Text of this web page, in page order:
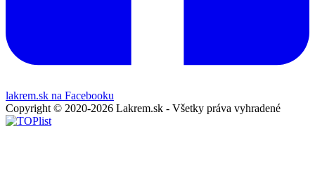
lakrem.sk na Facebooku
Copyright © 2020-2026 Lakrem.sk - Všetky práva vyhradené